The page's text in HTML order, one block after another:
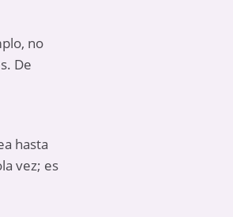
no
De
hasta
vez; es